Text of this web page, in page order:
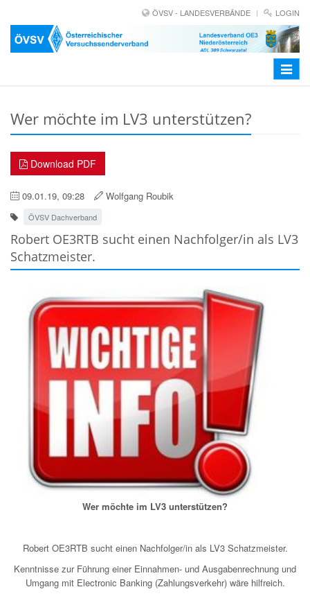
ÖVSV - LANDESVERBÄNDE LOGIN
Toggle
Wer möchte im LV3 unterstützen?
Download PDF
09.01.19, 09:28 Wolfgang Roubik
ÖVSV Dachverband
Robert OE3RTB sucht einen Nachfolger/in als LV3
Schatzmeister.
Wer möchte im LV3 unterstützen?
Robert OE3RTB sucht einen Nachfolger/in als LV3 Schatzmeister.
Kenntnisse zur Führung einer Einnahmen- und Ausgabenrechnung und
Umgang mit Electronic Banking (Zahlungsverkehr) wäre hilfreich.